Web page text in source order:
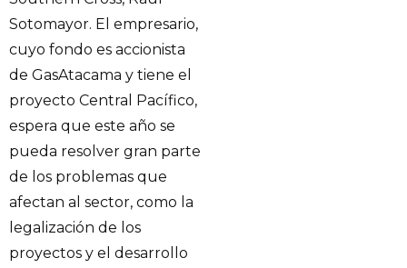
Sotomayor. El empresario,
cuyo fondo es accionista
de GasAtacama y tiene el
proyecto Central Pacífico,
espera que este año se
pueda resolver gran parte
de los problemas que
afectan al sector, como la
legalización de los
proyectos y el desarrollo